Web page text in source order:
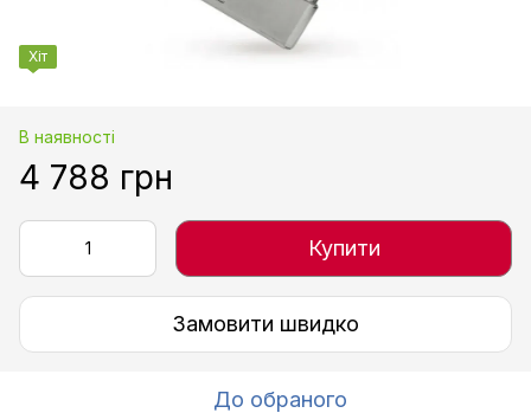
Хіт
В наявності
4 788 грн
Купити
Замовити швидко
До обраного